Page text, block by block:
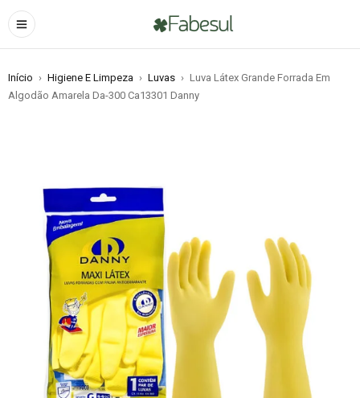
Início › Higiene E Limpeza › Luvas › Luva Látex Grande Forrada Em
Algodão Amarela Da-300 Ca13301 Danny